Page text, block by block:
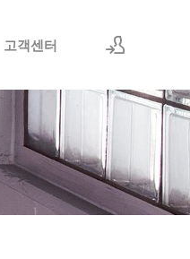
로그인
회원가입
고객센터